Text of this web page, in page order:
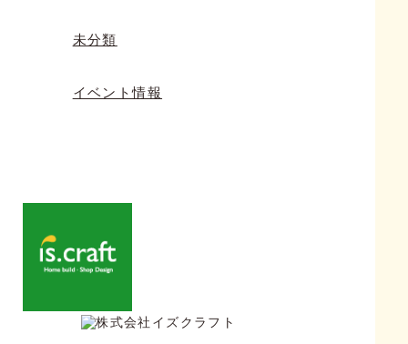
未分類
イベント情報